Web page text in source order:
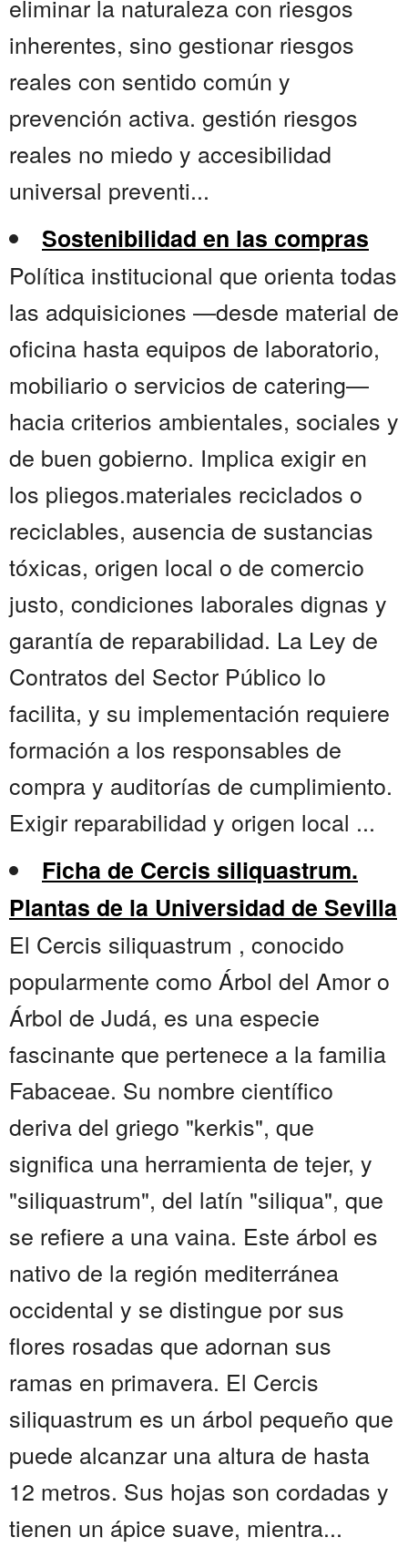
eliminar la naturaleza con riesgos
inherentes, sino gestionar riesgos
reales con sentido común y
prevención activa. gestión riesgos
reales no miedo y accesibilidad
universal preventi...
Sostenibilidad en las compras
Política institucional que orienta todas
las adquisiciones —desde material de
oficina hasta equipos de laboratorio,
mobiliario o servicios de catering—
hacia criterios ambientales, sociales y
de buen gobierno. Implica exigir en
los pliegos.materiales reciclados o
reciclables, ausencia de sustancias
tóxicas, origen local o de comercio
justo, condiciones laborales dignas y
garantía de reparabilidad. La Ley de
Contratos del Sector Público lo
facilita, y su implementación requiere
formación a los responsables de
compra y auditorías de cumplimiento.
Exigir reparabilidad y origen local ...
Ficha de Cercis siliquastrum.
Plantas de la Universidad de Sevilla
El Cercis siliquastrum , conocido
popularmente como Árbol del Amor o
Árbol de Judá, es una especie
fascinante que pertenece a la familia
Fabaceae. Su nombre científico
deriva del griego "kerkis", que
significa una herramienta de tejer, y
"siliquastrum", del latín "siliqua", que
se refiere a una vaina. Este árbol es
nativo de la región mediterránea
occidental y se distingue por sus
flores rosadas que adornan sus
ramas en primavera. El Cercis
siliquastrum es un árbol pequeño que
puede alcanzar una altura de hasta
12 metros. Sus hojas son cordadas y
tienen un ápice suave, mientra...